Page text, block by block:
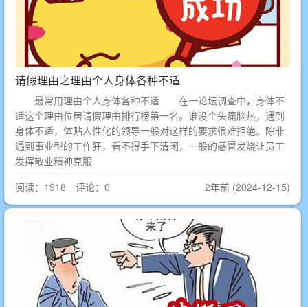
请假理由之理由个人身体各种不适
最常用理由个人身体各种不适 在一论坛调查中，身体不
适这个理由位居请假理由排行榜第一名。谁没个头痛脑热，遇到
身体不适，体贴人性化的领导一般对这样的要求很难拒绝。除非
遇到事业型的工作狂，看不得手下清闲，一般的感冒发烧让员工
发挥敬业精神克服
阅读：1918 评论：0
2年前 (2024-12-15)